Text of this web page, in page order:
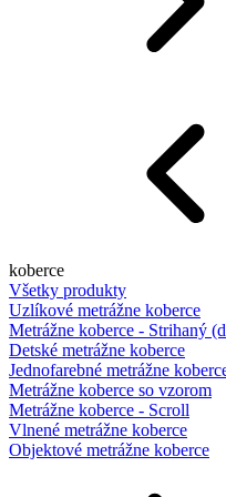
koberce
Všetky produkty
Uzlíkové metrážne koberce
Metrážne koberce - Strihaný
Detské metrážne koberce
Jednofarebné metrážne
Metrážne koberce so vzorom
Metrážne koberce - Scroll
Vlnené metrážne koberce
Objektové metrážne koberce